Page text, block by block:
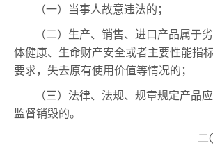
（一）当事人故意违法的；
（二）生产、销售、进口产品属于
体健康、生命财产安全或者主要性能指
要求，失去原有使用价值等情况的；
（三）法律、法规、规章规定产品
监督销毁的。
二